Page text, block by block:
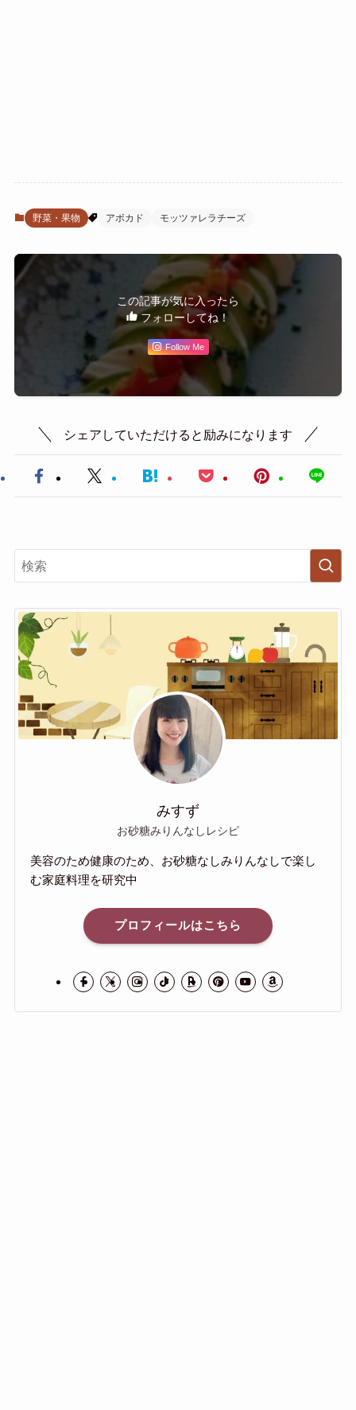
野菜・果物 アボカド モッツァレラチーズ
この記事が気に入ったら
フォローしてね！
Follow Me
シェアしていただけると励みになります
みすず
お砂糖みりんなしレシピ
美容のため健康のため、お砂糖なしみりんなしで楽し
む家庭料理を研究中
プロフィールはこちら